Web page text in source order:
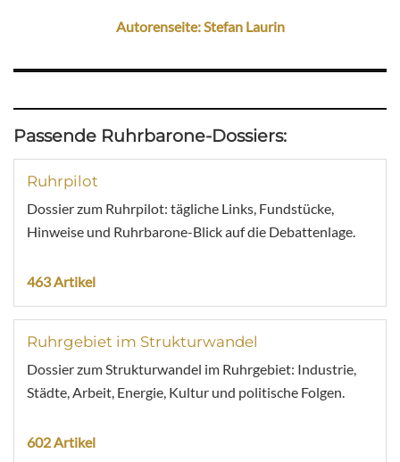
Autorenseite: Stefan Laurin
Passende Ruhrbarone-Dossiers:
Ruhrpilot
Dossier zum Ruhrpilot: tägliche Links, Fundstücke,
Hinweise und Ruhrbarone-Blick auf die Debattenlage.
463 Artikel
Ruhrgebiet im Strukturwandel
Dossier zum Strukturwandel im Ruhrgebiet: Industrie,
Städte, Arbeit, Energie, Kultur und politische Folgen.
602 Artikel